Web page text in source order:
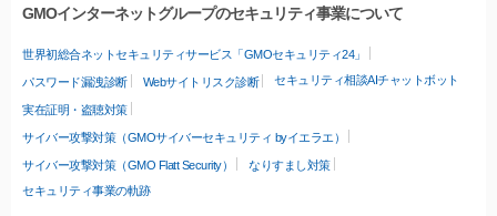
GMOインターネットグループのセキュリティ事業について
世界初総合ネットセキュリティサービス「GMOセキュリティ24」
パスワード漏洩診断 Webサイトリスク診断 セキュリティ相談AIチャットボット
実在証明・盗聴対策
サイバー攻撃対策（GMOサイバーセキュリティ byイエラエ）
サイバー攻撃対策（GMO Flatt Security）
なりすまし対策
セキュリティ事業の軌跡